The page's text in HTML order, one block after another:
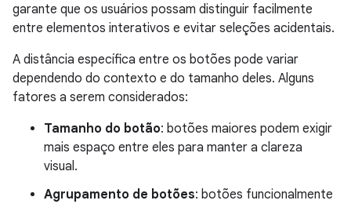
garante que os usuários possam distinguir facilmente
entre elementos interativos e evitar seleções acidentais.
A distância específica entre os botões pode variar
dependendo do contexto e do tamanho deles. Alguns
fatores a serem considerados:
Tamanho do botão: botões maiores podem exigir
mais espaço entre eles para manter a clareza
visual.
Agrupamento de botões: botões funcionalmente